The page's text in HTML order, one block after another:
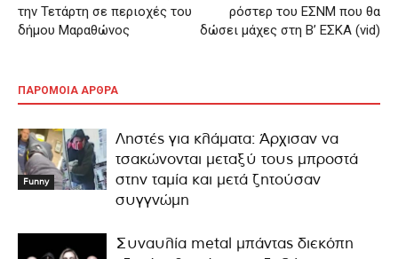
την Τετάρτη σε περιοχές του
δήμου Μαραθώνος
ρόστερ του ΕΣΝΜ που θα
δώσει μάχες στη Β’ ΕΣΚΑ (vid)
ΠΑΡΟΜΟΙΑ ΑΡΘΡΑ
Funny
Ληστές για κλάματα: Άρχισαν να
τσακώνονται μεταξύ τους μπροστά
στην ταμία και μετά ζητούσαν
συγγνώμη
Συναυλία metal μπάντας διεκόπη